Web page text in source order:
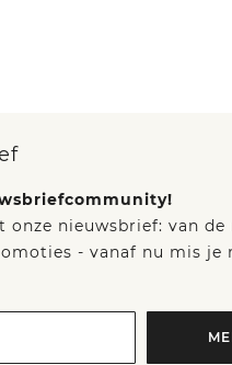
nieuwsbrief: van
- vanaf nu mis je